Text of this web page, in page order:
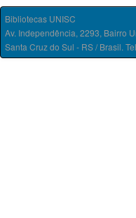
Bibliotecas UNISC
Av. Independência, 2293, Bairro
Santa Cruz do Sul - RS / Brasil.